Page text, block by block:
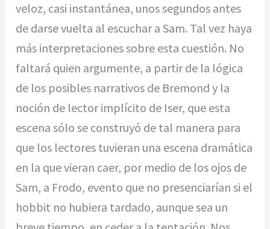
veloz, casi instantánea, unos segundos antes
de darse vuelta al escuchar a Sam. Tal vez haya
más interpretaciones sobre esta cuestión. No
faltará quien argumente, a partir de la lógica
de los posibles narrativos de Bremond y la
noción de lector implícito de Iser, que esta
escena sólo se construyó de tal manera para
que los lectores tuvieran una escena dramática
en la que vieran caer, por medio de los ojos de
Sam, a Frodo, evento que no presenciarían si el
hobbit no hubiera tardado, aunque sea un